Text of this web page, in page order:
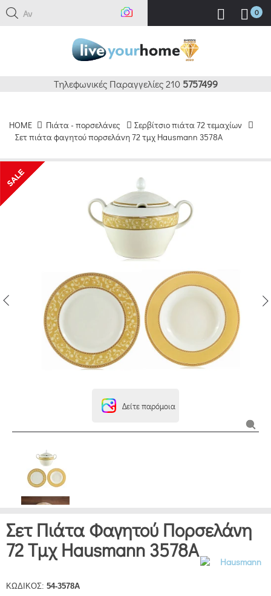
Αναζ 0
Τηλεφωνικές Παραγγελίες 210 5757499
HOME Πιάτα - πορσελάνες
Σερβίτσιο πιάτα 72 τεμαχίων
Σετ πιάτα φαγητού πορσελάνη 72 τμχ Hausmann 3578A
Δείτε παρόμοια
Σετ Πιάτα Φαγητού Πορσελάνη
72 Τμχ Hausmann 3578A
ΚΩΔΙΚΟΣ: 54-3578A